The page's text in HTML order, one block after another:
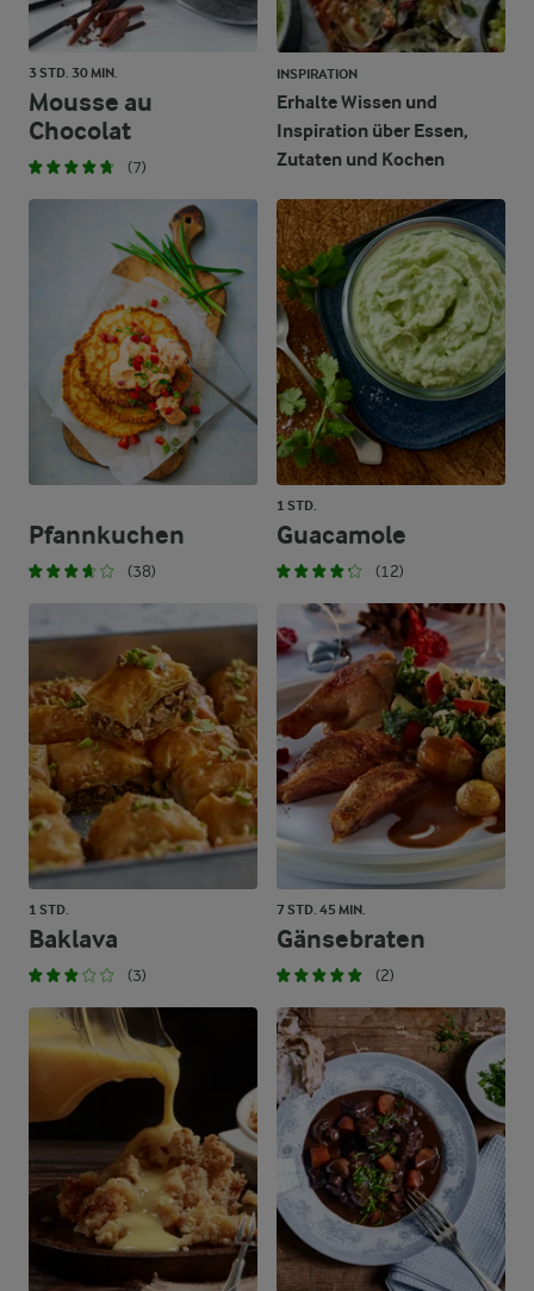
3 STD. 30 MIN.
Mousse au
Chocolat
(7)
INSPIRATION
Erhalte Wissen und
Inspiration über Essen,
Zutaten und Kochen
Pfannkuchen
(38)
1 STD.
Guacamole
(12)
1 STD.
Baklava
(3)
7 STD. 45 MIN.
Gänsebraten
(2)